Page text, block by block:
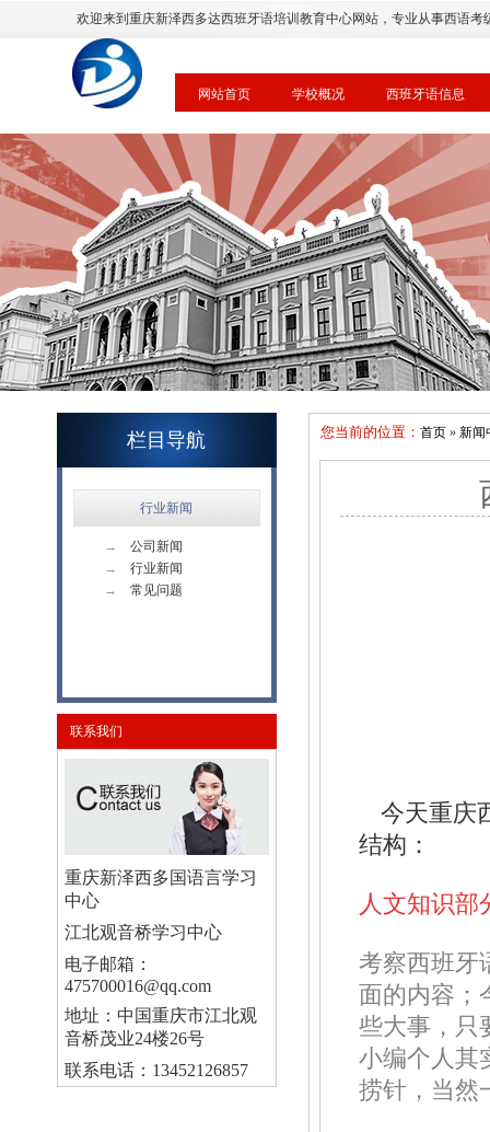
欢迎来到重庆新泽西多达西班牙语培训教育中心网站，专业从事西语考
网站首页 学校概况 西班牙语信息
栏目导航
行业新闻
→
公司新闻
→
行业新闻
→
常见问题
联系我们
重庆新泽西多国语言学习
中心
江北观音桥学习中心
电子邮箱：
475700016@qq.com
地址：中国重庆市江北观
音桥茂业24楼26号
联系电话：13452126857
您当前的位置： 首页» 新闻
今天重庆
结构：
人文知识部
考察西班牙
面的内容；
些大事，只
小编个人其
捞针，当然